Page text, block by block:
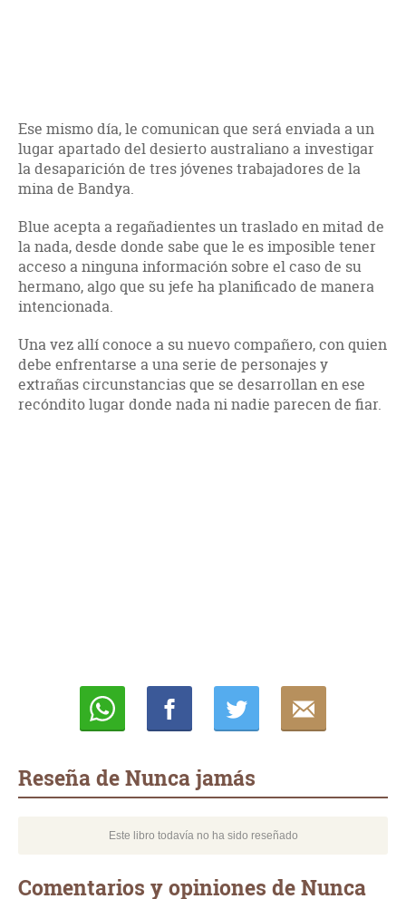
Ese mismo día, le comunican que será enviada a un
lugar apartado del desierto australiano a investigar
la desaparición de tres jóvenes trabajadores de la
mina de Bandya.
Blue acepta a regañadientes un traslado en mitad de
la nada, desde donde sabe que le es imposible tener
acceso a ninguna información sobre el caso de su
hermano, algo que su jefe ha planificado de manera
intencionada.
Una vez allí conoce a su nuevo compañero, con quien
debe enfrentarse a una serie de personajes y
extrañas circunstancias que se desarrollan en ese
recóndito lugar donde nada ni nadie parecen de fiar.
Reseña de Nunca jamás
Este libro todavía no ha sido reseñado
Comentarios y opiniones de Nunca